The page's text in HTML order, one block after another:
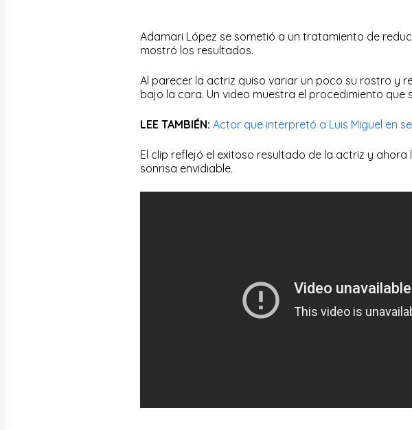
Adamari López se sometió a un tratamiento de
mostró los resultados.
Al parecer la actriz quiso variar un poco su rostro y
bajo la cara. Un video muestra el procedimiento que
LEE TAMBIÉN: Actor que interpretó a Luis Miguel en
El clip reflejó el exitoso resultado de la actriz y
sonrisa envidiable.